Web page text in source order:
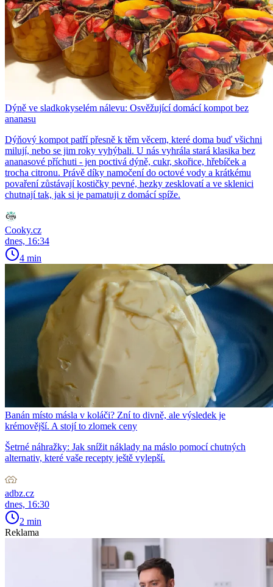
Dýně ve sladkokyselém nálevu: Osvěžující domácí kompot bez
ananasu
Dýňový kompot patří přesně k těm věcem, které doma buď všichni
milují, nebo se jim roky vyhýbali. U nás vyhrála stará klasika bez
ananasové příchuti - jen poctivá dýně, cukr, skořice, hřebíček a
trocha citronu. Právě díky namočení do octové vody a krátkému
povaření zůstávají kostičky pevné, hezky zesklovatí a ve sklenici
chutnají tak, jak si je pamatuji z domácí spíže.
Cooky.cz
dnes, 16:34
4 min
Banán místo másla v koláči? Zní to divně, ale výsledek je
krémovější. A stojí to zlomek ceny
Šetrné náhražky: Jak snížit náklady na máslo pomocí chutných
alternativ, které vaše recepty ještě vylepší.
adbz.cz
dnes, 16:30
2 min
Reklama